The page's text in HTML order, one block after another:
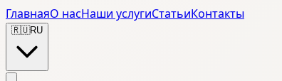
ГлавнаяО насНаши услугиСтатьиКонтакты
🇷🇺RU